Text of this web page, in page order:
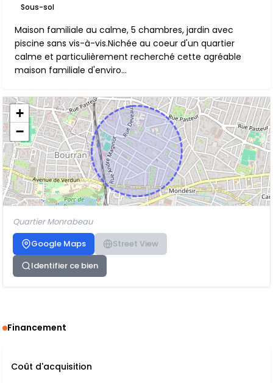
Sous-sol
Maison familiale au calme, 5 chambres, jardin avec
piscine sans vis-à-vis.Nichée au coeur d'un quartier
calme et particulièrement recherché cette agréable
maison familiale d'enviro...
+
−
Quartier Monrabeau
Google Maps
Street View
Identifier ce bien
Financement
Coût d'acquisition